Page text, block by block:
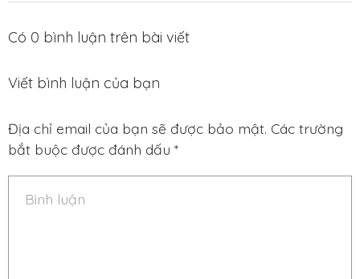
Có 0 bình luận trên bài viết
Viết bình luận của bạn
Địa chỉ email của bạn sẽ được bảo mật. Các trường
bắt buộc được đánh dấu *